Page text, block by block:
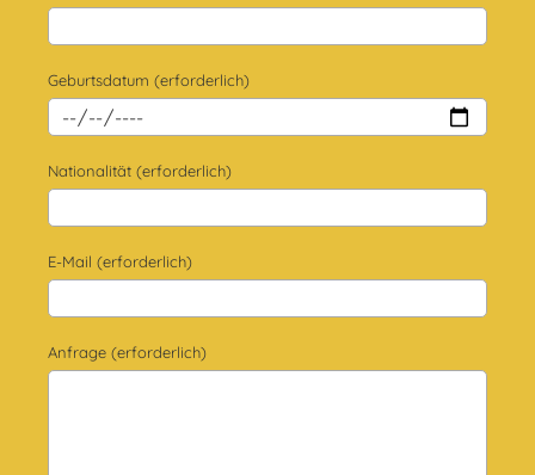
Geburtsdatum (erforderlich)
Nationalität (erforderlich)
E-Mail (erforderlich)
Anfrage (erforderlich)